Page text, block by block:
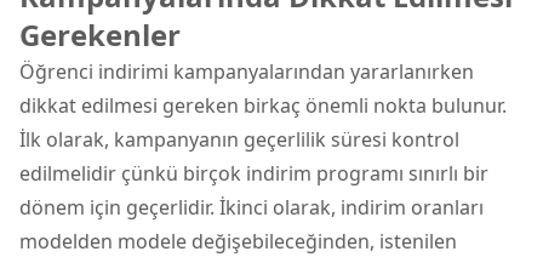
Gerekenler
Öğrenci indirimi kampanyalarından yararlanırken
dikkat edilmesi gereken birkaç önemli nokta bulunur.
İlk olarak, kampanyanın geçerlilik süresi kontrol
edilmelidir çünkü birçok indirim programı sınırlı bir
dönem için geçerlidir. İkinci olarak, indirim oranları
modelden modele değişebileceğinden, istenilen